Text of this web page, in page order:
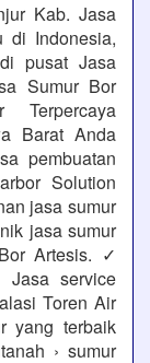
Kab. Jasa
di Indonesia,
pusat Jasa
Sumur Bor
Barat Anda
pembuatan
Solution
jasa sumur
jasa sumur
Artesis. ✓
service
Toren Air
yang terbaik
› sumur